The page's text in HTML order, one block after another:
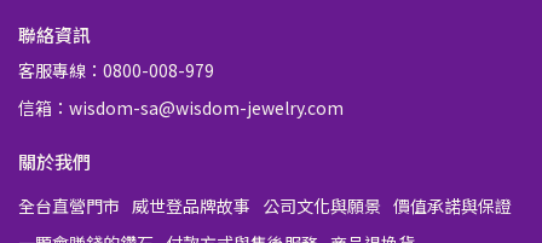
聯絡資訊
客服專線：0800-008-979
信箱：wisdom-sa@wisdom-jewelry.com
關於我們
全台直營門市 威世登品牌故事 公司文化與願景 價值承諾與保證